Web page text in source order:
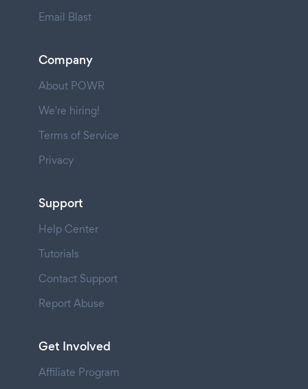
Email Blast
Company
About POWR
We're hiring!
Terms of Service
Privacy
Support
Help Center
Tutorials
Contact Support
Report Abuse
Get Involved
Affiliate Program